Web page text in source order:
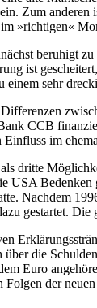
Zum
»richtigen«
beruhigt
ist
sehr
CCB
im
dritte
USA
Nachdem
gestartet.
die
Euro
Folgen der